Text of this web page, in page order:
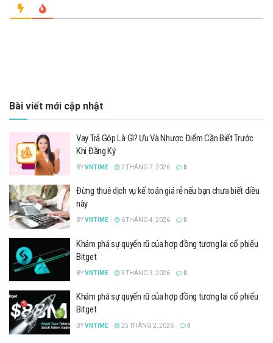
Bài viết mới cập nhật
Vay Trả Góp Là Gì? Ưu Và Nhược Điểm Cần Biết Trước
Khi Đăng Ký
BYVNTIME 2 THÁNG 7, 2026 0
Đừng thuê dịch vụ kế toán giá rẻ nếu bạn chưa biết điều
này
BYVNTIME 6 THÁNG 4, 2026 0
Khám phá sự quyến rũ của hợp đồng tương lai cổ phiếu
Bitget
BYVNTIME 3 THÁNG 3, 2026 0
Khám phá sự quyến rũ của hợp đồng tương lai cổ phiếu
Bitget
BYVNTIME 25 THÁNG 2, 2026 0